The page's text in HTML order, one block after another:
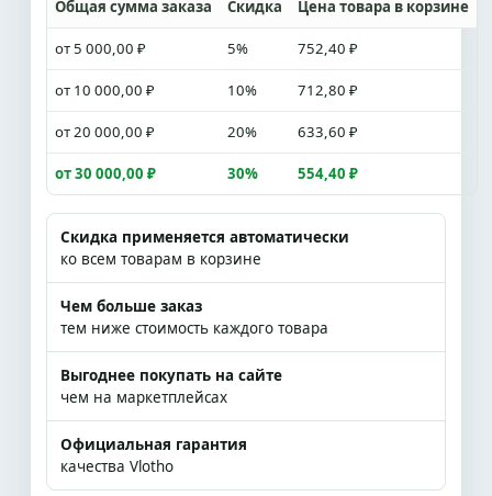
Общая сумма заказа Скидка Цена товара в корзине
от 5 000,00 ₽ 5% 752,40 ₽
от 10 000,00 ₽ 10% 712,80 ₽
от 20 000,00 ₽ 20% 633,60 ₽
от 30 000,00 ₽ 30% 554,40 ₽
Скидка применяется автоматически
ко всем товарам в корзине
Чем больше заказ
тем ниже стоимость каждого товара
Выгоднее покупать на сайте
чем на маркетплейсах
Официальная гарантия
качества Vlotho